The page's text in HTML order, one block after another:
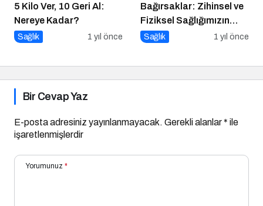
5 Kilo Ver, 10 Geri Al:
Nereye Kadar?
Sağlık 1 yıl önce
Bağırsaklar: Zihinsel ve
Fiziksel Sağlığımızın
Gizli Yöneticisi!
Sağlık 1 yıl önce
Bir Cevap Yaz
E-posta adresiniz yayınlanmayacak. Gerekli alanlar* ile
işaretlenmişlerdir
Yorumunuz *